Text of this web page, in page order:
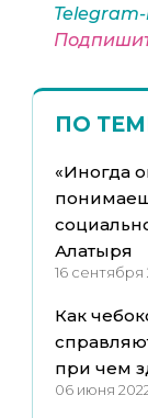
ПО
«Иногда
Алатыря
16 сентября
Как
при чем
06 июня